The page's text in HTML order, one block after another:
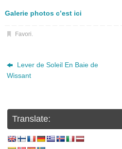
Galerie photos c’est ici
Favori.
Lever de Soleil En Baie de
Wissant
Translate: